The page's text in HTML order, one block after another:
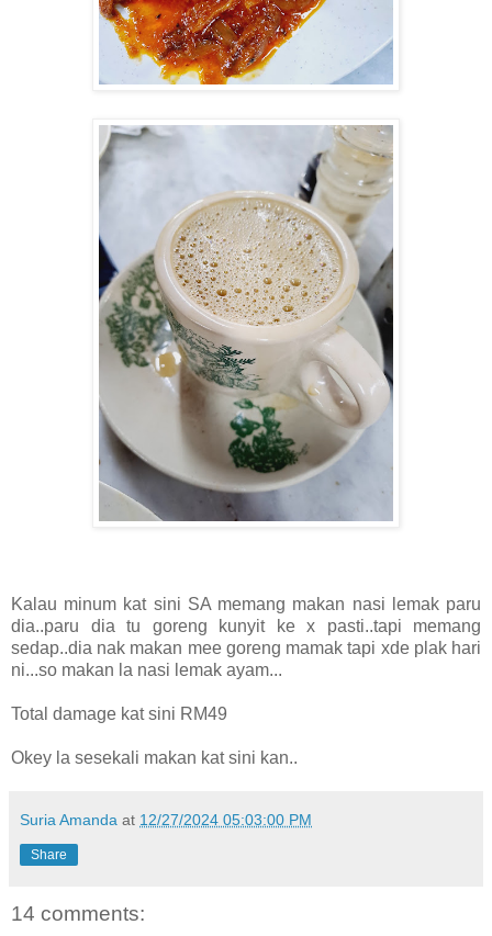
Kalau minum kat sini SA memang makan nasi lemak paru
dia..paru dia tu goreng kunyit ke x pasti..tapi memang
sedap..dia nak makan mee goreng mamak tapi xde plak hari
ni...so makan la nasi lemak ayam...
Total damage kat sini RM49
Okey la sesekali makan kat sini kan..
Suria Amanda at 12/27/2024 05:03:00 PM
Share
14 comments: